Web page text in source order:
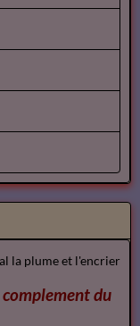
complementdu